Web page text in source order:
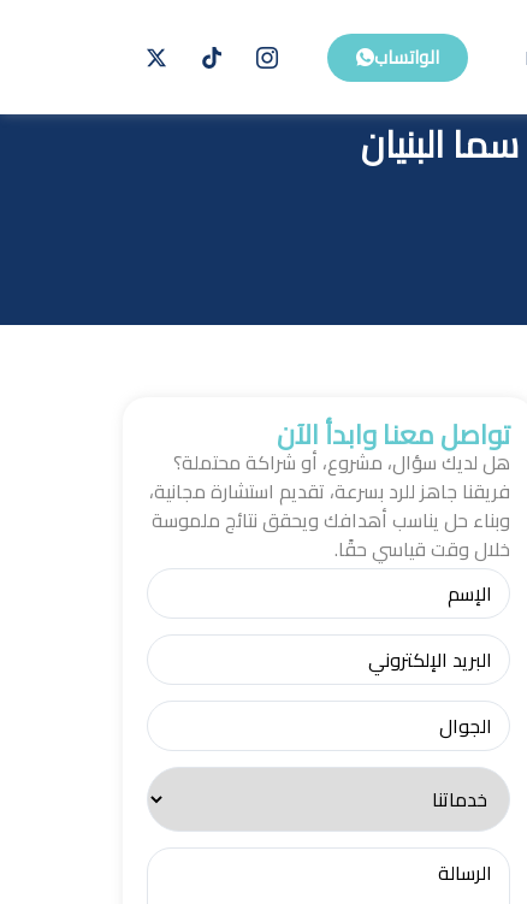
الواتساب
البنيان
تواصل معنا وابدأ الآن
هل لديك سؤال، مشروع، أو شراكة محتملة؟
فريقنا جاهز للرد بسرعة، تقديم استشارة مجانية،
وبناء حل يناسب أهدافك ويحقق نتائج ملموسة
خلال وقت قياسي حقًا.